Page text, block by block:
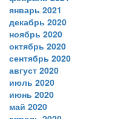
январь 2021
декабрь 2020
ноябрь 2020
октябрь 2020
сентябрь 2020
август 2020
июль 2020
июнь 2020
май 2020